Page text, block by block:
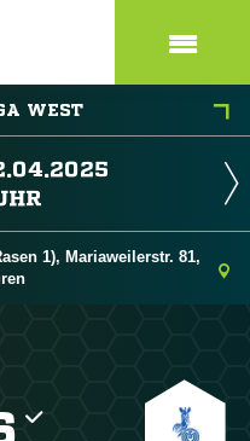
WEST
1), Mariaweilerstr. 81,